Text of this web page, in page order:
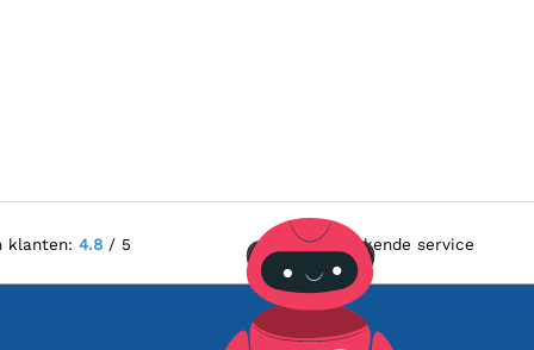
klanten: 4.8/ 5 Uitstekende service